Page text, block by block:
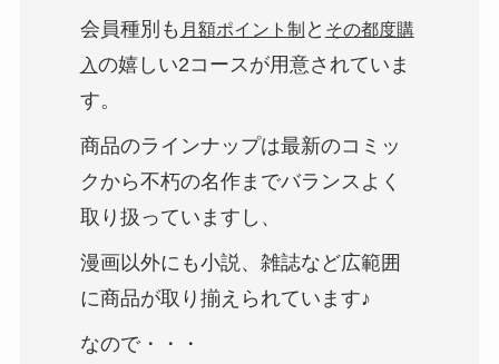
会員種別も 月額ポイント制 と その都度購
入の嬉しい2コースが用意されていま
す。
商品のラインナップは最新のコミッ
クから不朽の名作までバランスよく
取り扱っていますし、
漫画以外にも小説、雑誌など広範囲
に商品が取り揃えられています♪
なので・・・